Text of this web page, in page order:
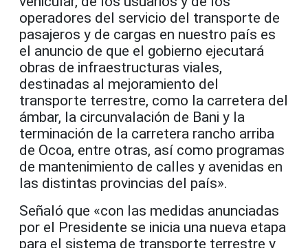
operadores del servicio del transporte de
pasajeros y de cargas en nuestro país es
el anuncio de que el gobierno ejecutará
obras de infraestructuras viales,
destinadas al mejoramiento del
transporte terrestre, como la carretera del
ámbar, la circunvalación de Bani y la
terminación de la carretera rancho arriba
de Ocoa, entre otras, así como programas
de mantenimiento de calles y avenidas en
las distintas provincias del país».
Señaló que «con las medidas anunciadas
por el Presidente se inicia una nueva etapa
para el sistema de transporte terrestre y